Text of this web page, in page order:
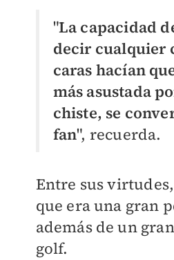
"La capacidad
decir cualquier
caras hacían
más asustada
chiste, se
fan", recuerda.
Entre sus
que era una gran
además de un
golf.